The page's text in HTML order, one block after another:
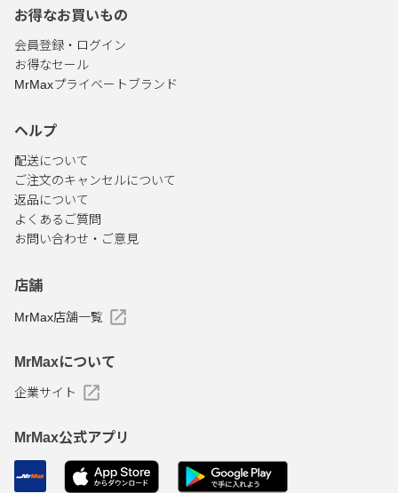
お得なお買いもの
会員登録・ログイン
お得なセール
MrMaxプライベートブランド
ヘルプ
配送について
ご注文のキャンセルについて
返品について
よくあるご質問
お問い合わせ・ご意見
店舗
MrMax店舗一覧
MrMaxについて
企業サイト
MrMax公式アプリ